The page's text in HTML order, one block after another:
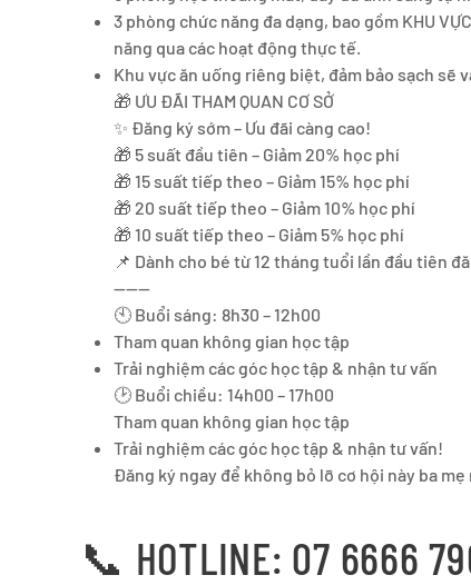
3 phòng chức năng đa dạng, bao gồm KHU
năng qua các hoạt động thực tế.
Khu vực ăn uống riêng biệt, đảm bảo sạch
🎁 ƯU ĐÃI THAM QUAN CƠ SỞ
✨ Đăng ký sớm – Ưu đãi càng cao!
🎁 5 suất đầu tiên – Giảm 20% học phí
🎁 15 suất tiếp theo – Giảm 15% học phí
🎁 20 suất tiếp theo – Giảm 10% học phí
🎁 10 suất tiếp theo – Giảm 5% học phí
📌 Dành cho bé từ 12 tháng tuổi lần đầu tiên
———
🕙 Buổi sáng: 8h30 – 12h00
Tham quan không gian học tập
Trải nghiệm các góc học tập & nhận tư vấn
🕑 Buổi chiều: 14h00 – 17h00
Tham quan không gian học tập
Trải nghiệm các góc học tập & nhận tư vấn!
Đăng ký ngay để không bỏ lỡ cơ hội này ba mẹ
📞 HOTLINE: 07 6666